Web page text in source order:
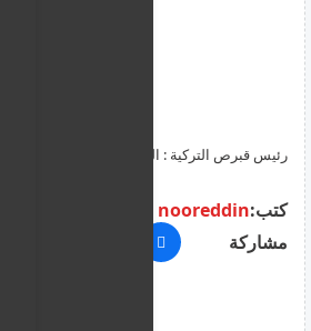
رئيس قبرص التركية : الرحلات الجوية المباشرة،
كتب:nooreddin
مشاركة